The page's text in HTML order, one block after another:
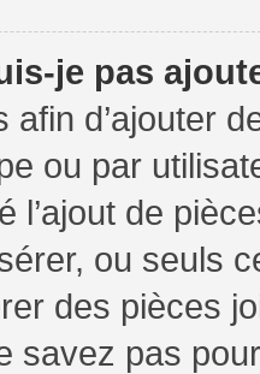
je pas
afin d’ajouter
ou par
l’ajout de
ou seuls
des pièces
savez pas